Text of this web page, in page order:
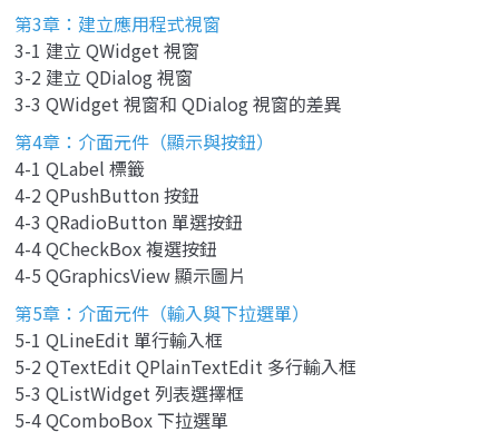
第3章：建立應用程式視窗
3-1 建立 QWidget 視窗
3-2 建立 QDialog 視窗
3-3 QWidget 視窗和 QDialog 視窗的差異
第4章：介面元件（顯示與按鈕）
4-1 QLabel 標籤
4-2 QPushButton 按鈕
4-3 QRadioButton 單選按鈕
4-4 QCheckBox 複選按鈕
4-5 QGraphicsView 顯示圖片
第5章：介面元件（輸入與下拉選單）
5-1 QLineEdit 單行輸入框
5-2 QTextEdit QPlainTextEdit 多行輸入框
5-3 QListWidget 列表選擇框
5-4 QComboBox 下拉選單